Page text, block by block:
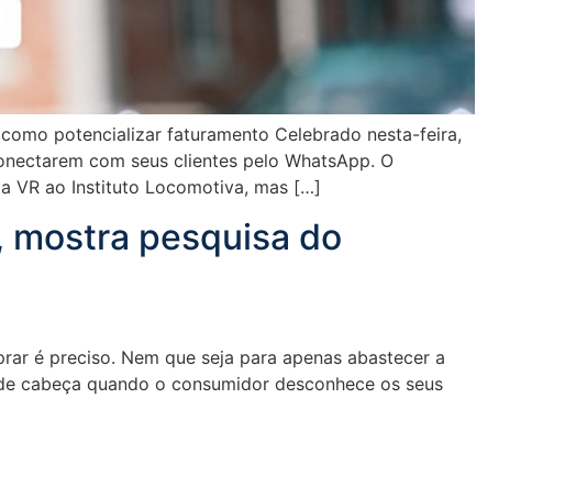
potencializar faturamento Celebrado nesta-feira,
com seus clientes pelo WhatsApp. O
VR ao Instituto Locomotiva, mas […]
pesquisa do
é preciso. Nem que seja para apenas abastecer a
cabeça quando o consumidor desconhece os seus